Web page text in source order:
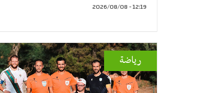
12:19 - 2026/08/08
رياضة